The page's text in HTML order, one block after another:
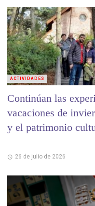
Continúan las
vacaciones de
y el patrimonio
26 de julio de 2026
ACTIVIDADES